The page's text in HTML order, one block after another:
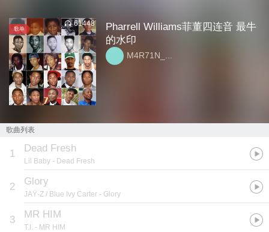
歌单
61448
Pharrell Williams菲董四连音 最牛
的水印
M4R71N_...
歌曲列表
1 Dead Fresh
Lil Baby - Dead Fresh
2 Glory
JAŸ-Z / Blue Ivy Carter - Glory
3 MR HIM
T.I. - MR HIM